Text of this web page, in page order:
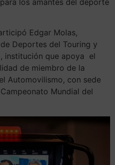
Edgar Molas,
Deportes del Touring y
institución que apoya el
de miembro de la
Automovilismo, con sede
Mundial del